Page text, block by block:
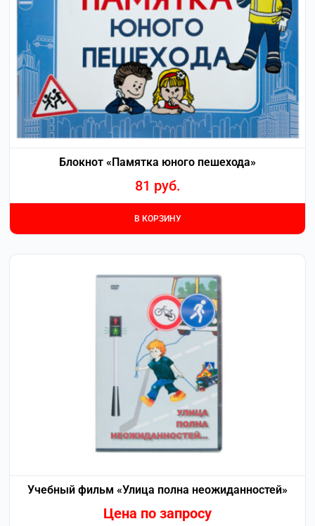
Блокнот «Памятка юного пешехода»
81 руб.
В КОРЗИНУ
Учебный фильм «Улица полна неожиданностей»
Цена по запросу